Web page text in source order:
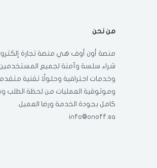
من نحن
منصة أون أوف هي منصة تجارة
شراء سلسة وآمنة لجميع
وخدمات احترافية وحلولًا تقنية
وموثوقية العمليات من لحظة الطلب
كامل بجودة الخدمة ورضا العميل.
info@onoff.sa